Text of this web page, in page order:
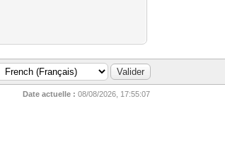
Date actuelle : 08/08/2026, 17:55:07